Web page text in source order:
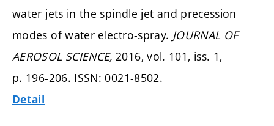
water jets in the spindle jet and precession
modes of water electro-spray. JOURNAL OF
AEROSOL SCIENCE, 2016, vol. 101, iss. 1,
p. 196-206. ISSN: 0021-8502.
Detail